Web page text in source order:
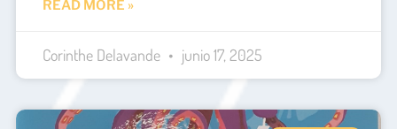
READ MORE »
Corinthe Delavande junio 17, 2025